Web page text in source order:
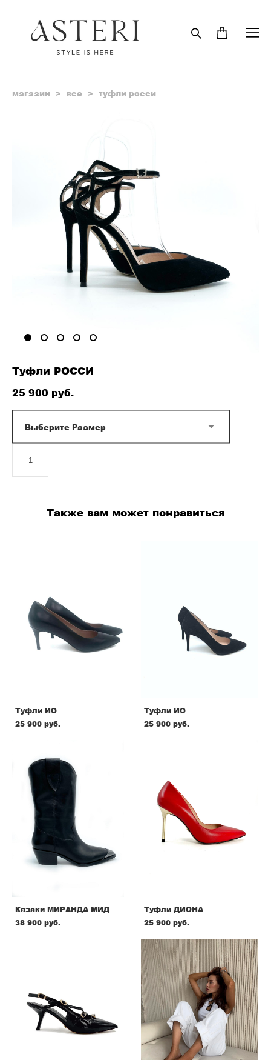
магазин > все > туфли росси
Туфли РОССИ
25 900 pуб.
Выберите Размер
Также вам может понравиться
Туфли ИО
25 900 pуб.
Туфли ИО
25 900 pуб.
Казаки МИРАНДА МИД
38 900 pуб.
Туфли ДИОНА
25 900 pуб.